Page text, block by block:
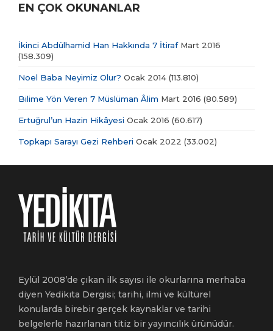
EN ÇOK OKUNANLAR
İkinci Abdülhamid Han Hakkında 7 İtirafMart 2016
(158.309)
Noel Baba Neyimiz Olur? Ocak 2014 (113.810)
Bilime Yön Veren 7 Müslüman Âlim Mart 2016 (80.589)
Ertuğrul’un Hazin Hikâyesi Ocak 2016 (60.617)
Topkapı Sarayı Gezi Rehberi Ocak 2022 (33.002)
Eylül 2008’de çıkan ilk sayısı ile okurlarına merhaba
diyen Yedikıta Dergisi; tarihi, ilmi ve kültürel
konularda birebir gerçek kaynaklar ve tarihi
belgelerle hazırlanan titiz bir yayıncılık ürünüdür.